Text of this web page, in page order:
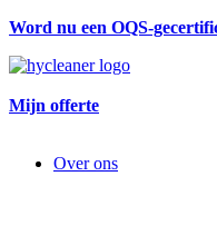
Word nu een OQS-
Mijn offerte
Over ons